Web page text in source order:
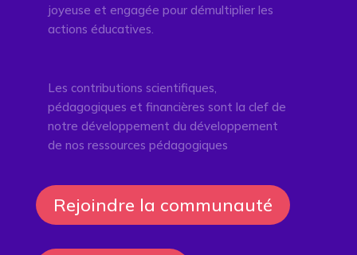
joyeuse et engagée pour démultiplier les
actions éducatives.
Les contributions scientifiques,
pédagogiques et financières sont la clef de
notre développement du développement
de nos ressources pédagogiques
Rejoindre la communauté